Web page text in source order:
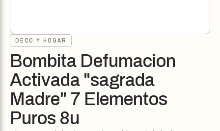
DECO Y HOGAR
Bombita Defumacion
Activada "sagrada
Madre" 7 Elementos
Puros 8u